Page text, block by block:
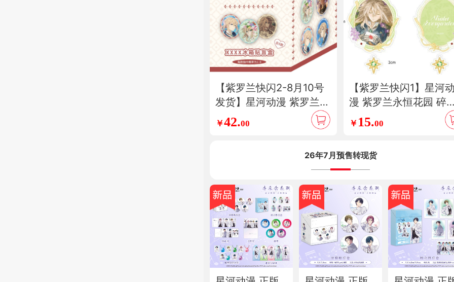
【紫罗兰快闪2-8月10号
发货】星河动漫 紫罗兰永
恒花园 晶彩&心迹&花信
风系列 薇尔莉特 冰箱贴
￥42.00
【紫罗兰快闪1】星河
漫 紫罗兰永恒花园 碎
轻羽&书信&音乐会系
射票明信片冰箱贴盲盒
￥ 15.00
26年7月预售转现货